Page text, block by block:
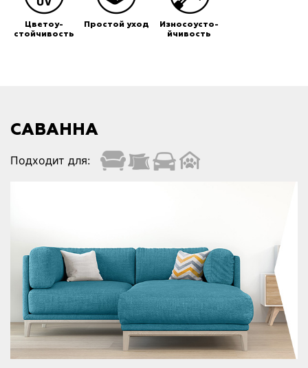
Цветоу-
стойчивость
Простой уход
Износоусто-
йчивость
САВАННА
Подходит для: